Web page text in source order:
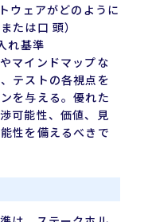
ェアがどのように
たは口 頭）
れ基準
マインドマップな
テストの各視点を
を与える。優れた
可能性、価値、見
性を備えるべきで